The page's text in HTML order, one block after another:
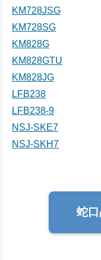
KM728JSG
KM728SG
KM828G
KM828GTU
KM828JG
LFB238
LFB238-9
NSJ-SKE7
NSJ-SKH7
蛇